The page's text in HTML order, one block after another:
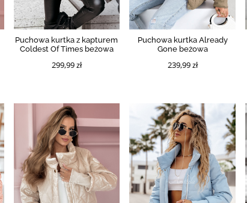
Puchowa kurtka z kapturem
Coldest Of Times beżowa
299,99 zł
Puchowa kurtka Already
Gone beżowa
239,99 zł